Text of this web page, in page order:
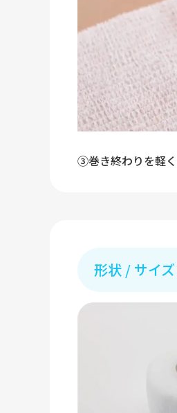
③巻き終わりを軽く
形状 / サイズ